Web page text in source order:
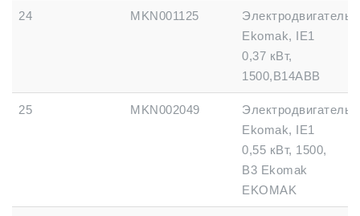
24 MKN001125
Электродвигатель
Ekomak, IE1
0,37 кВт,
1500,B14ABB
25 MKN002049
Электродвигатель
Ekomak, IE1
0,55 кВт, 1500,
B3 Ekomak
EKOMAK